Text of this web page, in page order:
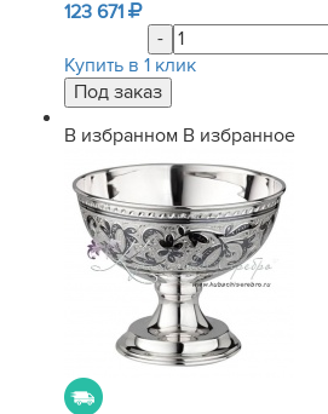
123 671
-
Купить в 1 клик
В избранном В избранное